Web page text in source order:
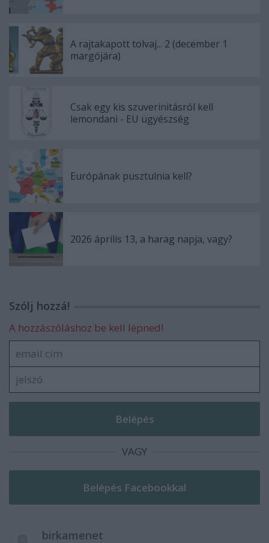
A rajtakapott tolvaj... 2 (december 1
margójára)
Csak egy kis szuverinitásról kell
lemondani - EU ügyészség
Európának pusztulnia kell?
2026 április 13, a harag napja, vagy?
Szólj hozzá!
A hozzászóláshoz be kell lépned!
VAGY
birkamenet